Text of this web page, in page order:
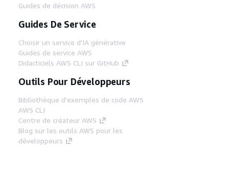
Guides de décision AWS
Guides De Service
Choisir un service d'IA générative
Guides de service AWS
Didacticiels AWS CLI sur GitHub
Outils Pour Développeurs
Bibliothèque d'exemples de code AWS
AWS CLI
Centre de créateur AWS
Blog sur les outils AWS pour les
développeurs